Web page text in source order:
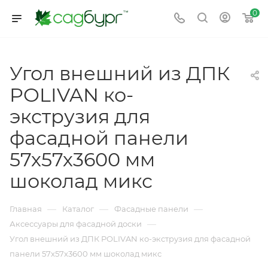
0
Угол внешний из ДПК
POLIVAN ко-
экструзия для
фасадной панели
57х57х3600 мм
шоколад микс
Главная — Каталог — Фасадные панели —
Аксессуары для фасадной доски —
Угол внешний из ДПК POLIVAN ко-экструзия для фасадной
панели 57х57х3600 мм шоколад микс